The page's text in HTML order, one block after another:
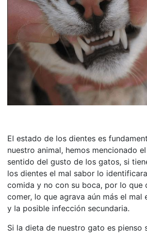
El estado de los dientes es
nuestro animal, hemos mencionado
sentido del gusto de los gatos, si
los dientes el mal sabor lo
comida y no con su boca, por lo que
comer, lo que agrava aún más el mal
y la posible infección secundaria.
Si la dieta de nuestro gato es pienso